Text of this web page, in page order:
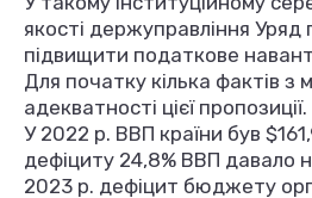
якості держуправління Уряд
підвищити податкове
Для початку кілька фактів з
адекватності цієї пропозиції.
У 2022 р. ВВП країни був
дефіциту 24,8% ВВП давало
2023 р. дефіцит бюджету